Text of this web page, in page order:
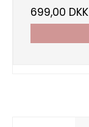
699,00 DKK